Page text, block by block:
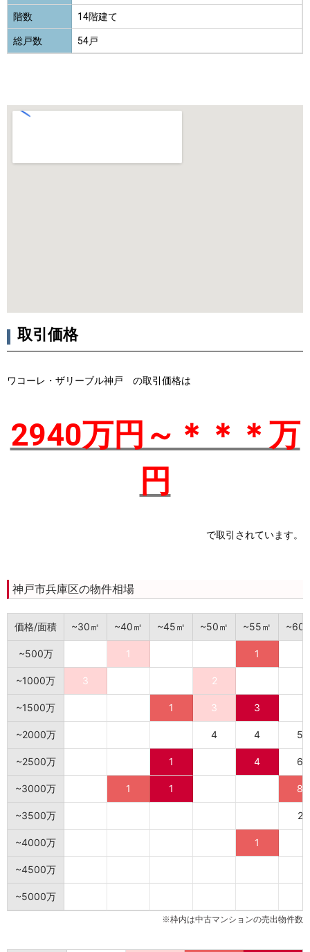
階数 14階建て
総戸数 54戸
取引価格
ワコーレ・ザリーブル神戸 の取引価格は
2940万円～＊＊＊万
円
で取引されています。
神戸市兵庫区の物件相場
価格/面積 ~30㎡ ~40㎡ ~45㎡ ~50㎡ ~55㎡ ~60
~500万 1 1
~1000万 3 2
~1500万 1 3 3
~2000万 4 4 5
~2500万 1 4 6
~3000万 1 1 8
~3500万 2
~4000万 1
~4500万
~5000万
※枠内は中古マンションの売出物件数